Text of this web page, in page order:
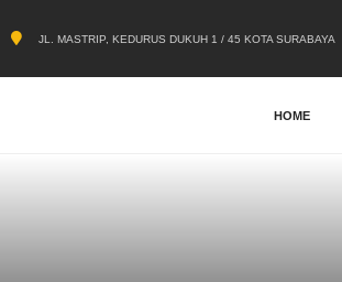
JL. MASTRIP, KEDURUS DUKUH 1 / 45 KOTA SURABAYA
HOME